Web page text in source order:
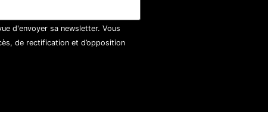
d'envoyer sa newsletter. Vous
de rectification et d’opposition